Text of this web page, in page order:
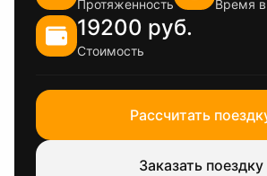
Протяженность Время
19200 руб.
Стоимость
Рассчитать
Заказать поездку